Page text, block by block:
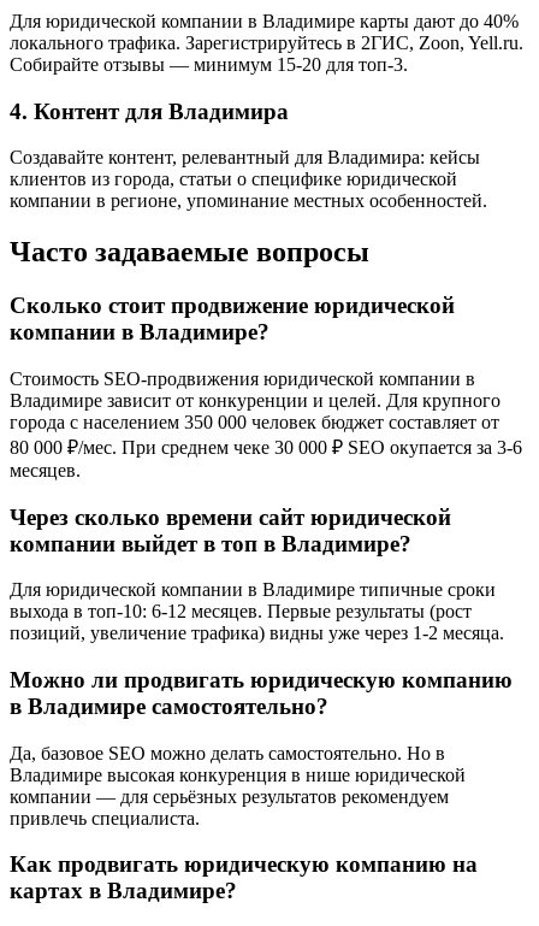
Для юридической компании в Владимире карты дают до 40%
локального трафика. Зарегистрируйтесь в 2ГИС, Zoon, Yell.ru.
Собирайте отзывы — минимум 15-20 для топ-3.
4. Контент для Владимира
Создавайте контент, релевантный для Владимира: кейсы
клиентов из города, статьи о специфике юридической
компании в регионе, упоминание местных особенностей.
Часто задаваемые вопросы
Сколько стоит продвижение юридической
компании в Владимире?
Стоимость SEO-продвижения юридической компании в
Владимире зависит от конкуренции и целей. Для крупного
города с населением 350 000 человек бюджет составляет от
80 000 ₽/мес. При среднем чеке 30 000 ₽ SEO окупается за 3-6
месяцев.
Через сколько времени сайт юридической
компании выйдет в топ в Владимире?
Для юридической компании в Владимире типичные сроки
выхода в топ-10: 6-12 месяцев. Первые результаты (рост
позиций, увеличение трафика) видны уже через 1-2 месяца.
Можно ли продвигать юридическую компанию
в Владимире самостоятельно?
Да, базовое SEO можно делать самостоятельно. Но в
Владимире высокая конкуренция в нише юридической
компании — для серьёзных результатов рекомендуем
привлечь специалиста.
Как продвигать юридическую компанию на
картах в Владимире?